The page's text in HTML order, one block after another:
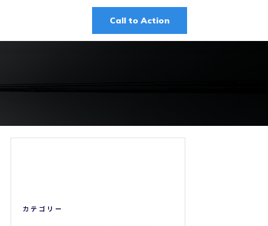
Call to Action
カテゴリー